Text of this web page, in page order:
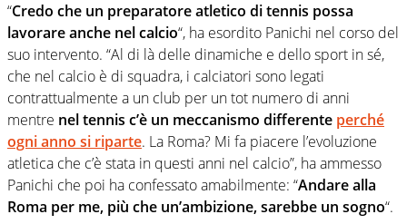
“Credo che un preparatore atletico di tennis possa
lavorare anche nel calcio“, ha esordito Panichi nel corso del
suo intervento. “Al di là delle dinamiche e dello sport in sé,
che nel calcio è di squadra, i calciatori sono legati
contrattualmente a un club per un tot numero di anni
mentre nel tennis c’è un meccanismo differente perché
ogni anno si riparte. La Roma? Mi fa piacere l’evoluzione
atletica che c’è stata in questi anni nel calcio”, ha ammesso
Panichi che poi ha confessato amabilmente: “Andare alla
Roma per me, più che un’ambizione, sarebbe un sogno“.